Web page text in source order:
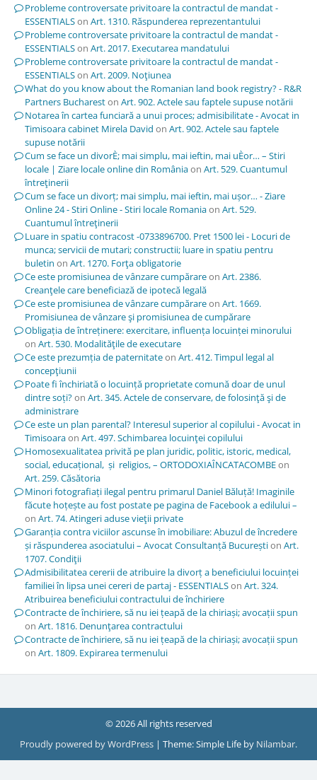
Probleme controversate privitoare la contractul de mandat -
ESSENTIALSon Art. 1310. Răspunderea reprezentantului
Probleme controversate privitoare la contractul de mandat -
ESSENTIALSon Art. 2017. Executarea mandatului
Probleme controversate privitoare la contractul de mandat -
ESSENTIALSon Art. 2009. Noţiunea
What do you know about the Romanian land book registry? - R&R
Partners Buchareston Art. 902. Actele sau faptele supuse notării
Notarea în cartea funciară a unui proces; admisibilitate - Avocat in
Timisoara cabinet Mirela David on Art. 902. Actele sau faptele
supuse notării
Cum se face un divorÈ; mai simplu, mai ieftin, mai uÈor… – Stiri
locale | Ziare locale online din Româniaon Art. 529. Cuantumul
întreţinerii
Cum se face un divorț; mai simplu, mai ieftin, mai ușor… - Ziare
Online 24 - Stiri Online - Stiri locale Romaniaon Art. 529.
Cuantumul întreţinerii
Luare in spatiu contracost -0733896700. Pret 1500 lei - Locuri de
munca; servicii de mutari; constructii; luare in spatiu pentru
buletin on Art. 1270. Forţa obligatorie
Ce este promisiunea de vânzare cumpărareon Art. 2386.
Creanţele care beneficiază de ipotecă legală
Ce este promisiunea de vânzare cumpărareon Art. 1669.
Promisiunea de vânzare şi promisiunea de cumpărare
Obligația de întreținere: exercitare, influența locuinței minorului
on Art. 530. Modalităţile de executare
Ce este prezumția de paternitateon Art. 412. Timpul legal al
concepţiunii
Poate fi închiriată o locuință proprietate comună doar de unul
dintre soți?on Art. 345. Actele de conservare, de folosinţă şi de
administrare
Ce este un plan parental? Interesul superior al copilului - Avocat in
Timisoaraon Art. 497. Schimbarea locuinţei copilului
Homosexualitatea privită pe plan juridic, politic, istoric, medical,
social, educațional, și religios, – ORTODOXIAÎNCATACOMBEon
Art. 259. Căsătoria
Minori fotografiați ilegal pentru primarul Daniel Băluță! Imaginile
făcute hoțește au fost postate pe pagina de Facebook a edilului –
on Art. 74. Atingeri aduse vieţii private
Garanția contra viciilor ascunse în imobiliare: Abuzul de încredere
și răspunderea asociatului – Avocat Consultanță Bucureștion Art.
1707. Condiţii
Admisibilitatea cererii de atribuire la divorț a beneficiului locuinței
familiei în lipsa unei cereri de partaj - ESSENTIALSon Art. 324.
Atribuirea beneficiului contractului de închiriere
Contracte de închiriere, să nu iei țeapă de la chiriași; avocații spun
on Art. 1816. Denunţarea contractului
Contracte de închiriere, să nu iei țeapă de la chiriași; avocații spun
on Art. 1809. Expirarea termenului
© 2026 All rights reserved
Proudly powered by WordPress | Theme: Simple Life by Nilambar.